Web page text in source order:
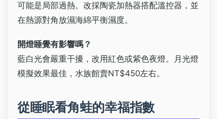
可能是局部過熱。改採陶瓷加熱器搭配溫控器，並
在熱源對角放濕海綿平衡濕度。
開燈睡覺有影響嗎？
藍白光會嚴重干擾，改用紅色或紫色夜燈。月光燈
模擬效果最佳，水族館賣NT$450左右。
從睡眠看角蛙的幸福指數